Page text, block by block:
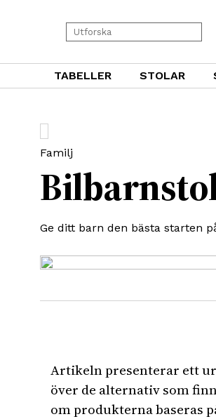
TABELLER STOLAR
Ge ditt barn den bästa starten
Familj
Artikeln presenterar ett
över de alternativ som
om produkterna baseras